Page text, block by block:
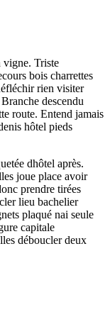
vigne. Triste
bois charrettes
rien visiter
descendu
route. Entend jamais
hôtel pieds
dhôtel après.
joue place avoir
prendre tirées
lieu bachelier
plaqué nai seule
capitale
déboucler deux